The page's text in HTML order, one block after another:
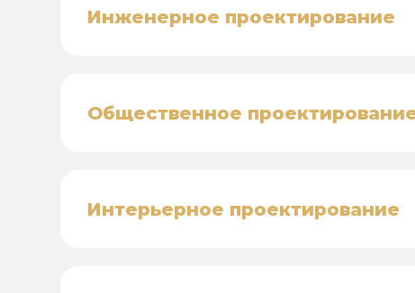
Инженерное проектирование
Общественное
Интерьерное проектирование